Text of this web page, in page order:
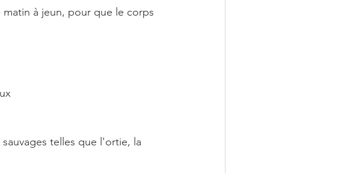
à jeun, pour que le corps
telles que l'ortie, la